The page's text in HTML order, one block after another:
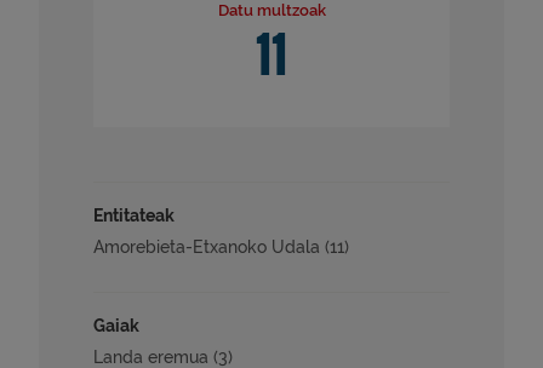
Datu multzoak
11
Entitateak
Amorebieta-Etxanoko Udala (11)
Gaiak
Landa eremua (3)